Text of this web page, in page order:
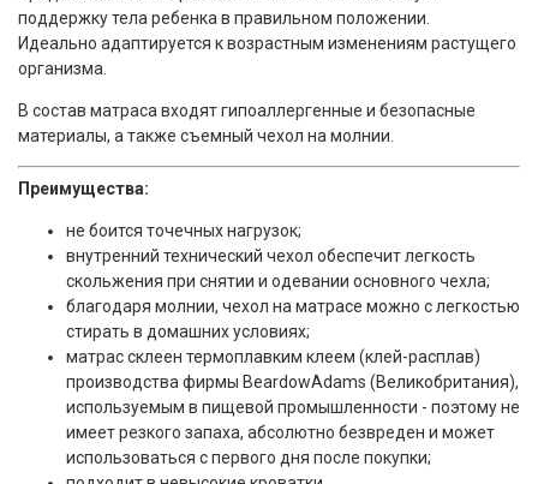
поддержку тела ребенка в правильном положении.
Идеально адаптируется к возрастным изменениям растущего
организма.
В состав матраса входят гипоаллергенные и безопасные
материалы, а также съемный чехол на молнии.
Преимущества:
не боится точечных нагрузок;
внутренний технический чехол обеспечит легкость
скольжения при снятии и одевании основного чехла;
благодаря молнии, чехол на матрасе можно с легкостью
стирать в домашних условиях;
матрас склеен термоплавким клеем (клей-расплав)
производства фирмы BeardowAdams (Великобритания),
используемым в пищевой промышленности - поэтому не
имеет резкого запаха, абсолютно безвреден и может
использоваться с первого дня после покупки;